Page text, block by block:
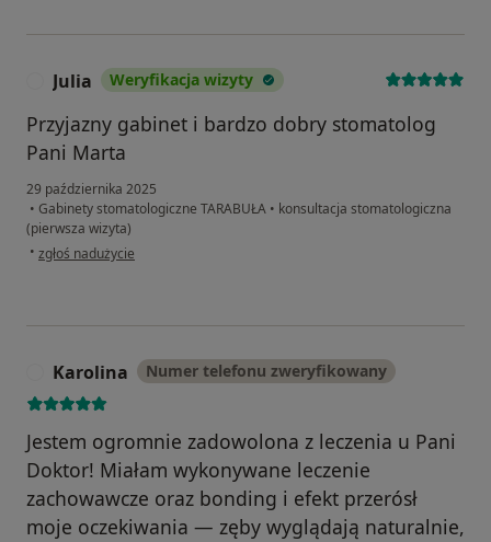
Julia Weryfikacja wizyty
Przyjazny gabinet i bardzo dobry stomatolog
Pani Marta
29 października 2025
• Gabinety stomatologiczne TARABUŁA • konsultacja stomatologiczna
(pierwsza wizyta)
• w opinii użytkownika Julia
zgłoś nadużycie
Karolina Numer telefonu zweryfikowany
Jestem ogromnie zadowolona z leczenia u Pani
Doktor! Miałam wykonywane leczenie
zachowawcze oraz bonding i efekt przerósł
moje oczekiwania — zęby wyglądają naturalnie,